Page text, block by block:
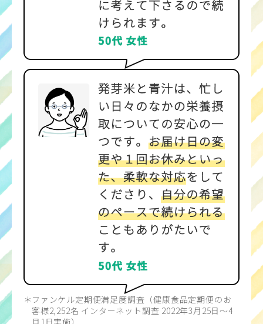
ファンケル定期便満足度調査（健康食品定期便のお
客様2,252名 インターネット調査 2022年3月25日～4
月1日実施）